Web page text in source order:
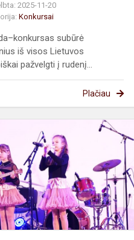
2025-11-20
Konkursai
subūrė
iš visos Lietuvos
pažvelgti į rudenį...
Plačiau